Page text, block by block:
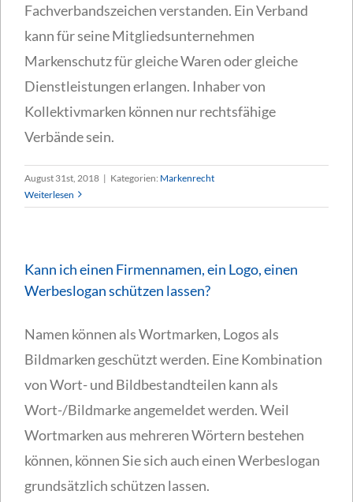
Fachverbandszeichen verstanden. Ein Verband
kann für seine Mitgliedsunternehmen
Markenschutz für gleiche Waren oder gleiche
Dienstleistungen erlangen. Inhaber von
Kollektivmarken können nur rechtsfähige
Verbände sein.
August 31st, 2018 | Kategorien: Markenrecht
Weiterlesen
Kann ich einen Firmennamen, ein Logo, einen
Werbeslogan schützen lassen?
Namen können als Wortmarken, Logos als
Bildmarken geschützt werden. Eine Kombination
von Wort- und Bildbestandteilen kann als
Wort-/Bildmarke angemeldet werden. Weil
Wortmarken aus mehreren Wörtern bestehen
können, können Sie sich auch einen Werbeslogan
grundsätzlich schützen lassen.